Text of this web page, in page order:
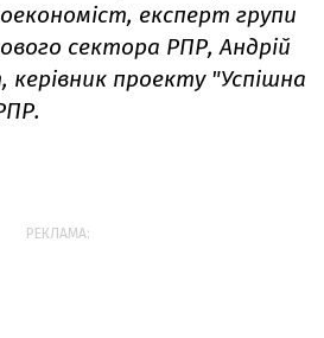
експерт групи
сектора РПР, Андрій
керівник проекту "Успішна
РЕКЛАМА: